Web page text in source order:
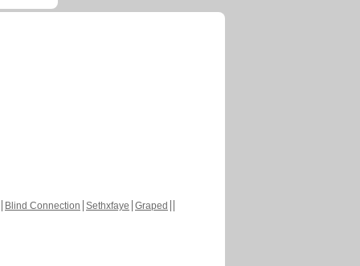
Blind Connection Sethxfaye Graped